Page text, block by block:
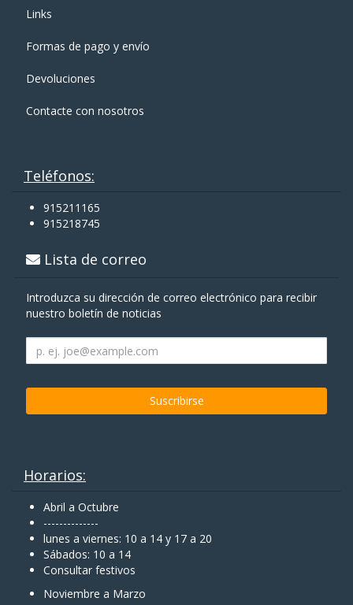
Links
Formas de pago y enví­o
Devoluciones
Contacte con nosotros
Teléfonos:
915211165
915218745
Lista de correo
Introduzca su dirección de correo electrónico para recibir
nuestro boletín de noticias
Horarios:
Abril a Octubre
--------------
lunes a viernes: 10 a 14 y 17 a 20
Sábados: 10 a 14
Consultar festivos
Noviembre a Marzo